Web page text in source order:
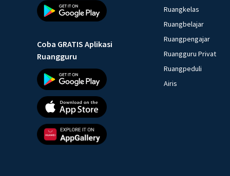
Coba GRATIS Aplikasi
Ruangguru
Ruangkelas
Ruangbelajar
Ruangpengajar
Ruangguru Privat
Ruangpeduli
Airis